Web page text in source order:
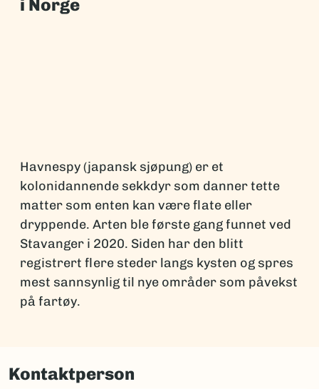
i Norge
Havnespy (japansk sjøpung) er et
kolonidannende sekkdyr som danner tette
matter som enten kan være flate eller
dryppende. Arten ble første gang funnet ved
Stavanger i 2020. Siden har den blitt
registrert flere steder langs kysten og spres
mest sannsynlig til nye områder som påvekst
på fartøy.
Kontaktperson